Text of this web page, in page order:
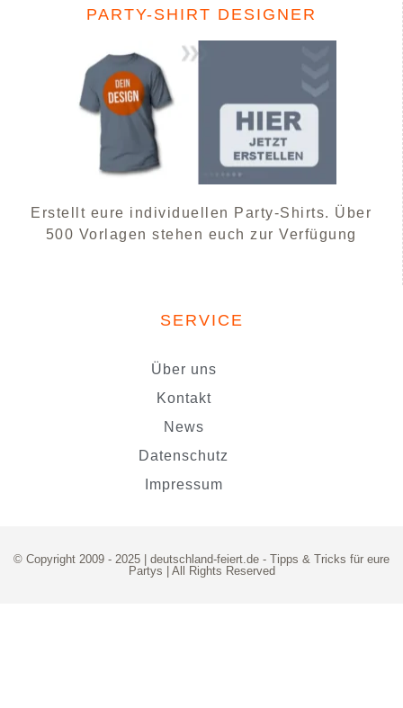
PARTY-SHIRT DESIGNER
Erstellt eure individuellen Party-Shirts. Über
500 Vorlagen stehen euch zur Verfügung
SERVICE
Über uns
Kontakt
News
Datenschutz
Impressum
© Copyright 2009 - 2025 | deutschland-feiert.de - Tipps & Tricks für eure
Partys | All Rights Reserved